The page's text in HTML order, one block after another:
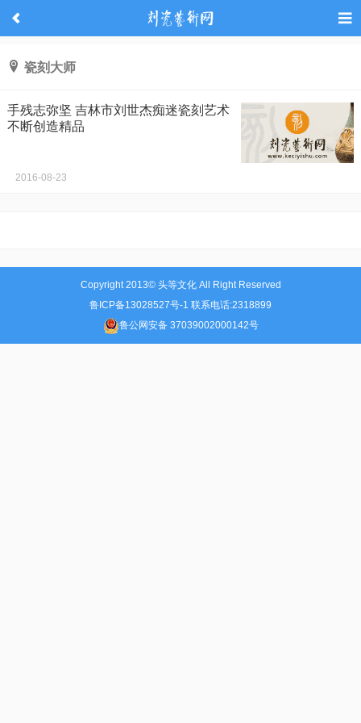
瓷刻大师
手残志弥坚 吉林市刘世杰痴迷瓷刻艺术
不断创造精品
2016-08-23
Copyright 2013© 头等文化 All Right Reserved
鲁ICP备13028527号-1 联系电话:2318899
鲁公网安备 37039002000142号